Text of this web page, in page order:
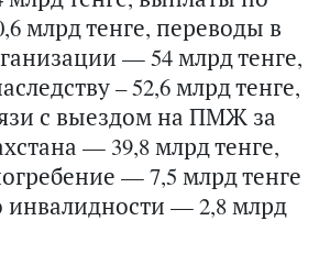
млрд тенге, переводы в
— 54 млрд тенге,
– 52,6 млрд тенге,
с выездом на ПМЖ за
— 39,8 млрд тенге,
— 7,5 млрд тенге
— 2,8 млрд